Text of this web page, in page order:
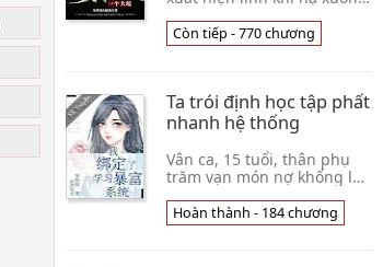
người tu chân ngươi ngu ta
gạt, yêu tộc kéo dài hơi tàn
Còn tiếp - 770 chương
Ta trói định học tập phất
nhanh hệ thống
Vân ca, 15 tuổi, thân phụ
trăm vạn món nợ khổng lồ,
rất ít xuất hiện ở phòng
học, chỉ còn chờ bắt được
Hoàn thành - 184 chương